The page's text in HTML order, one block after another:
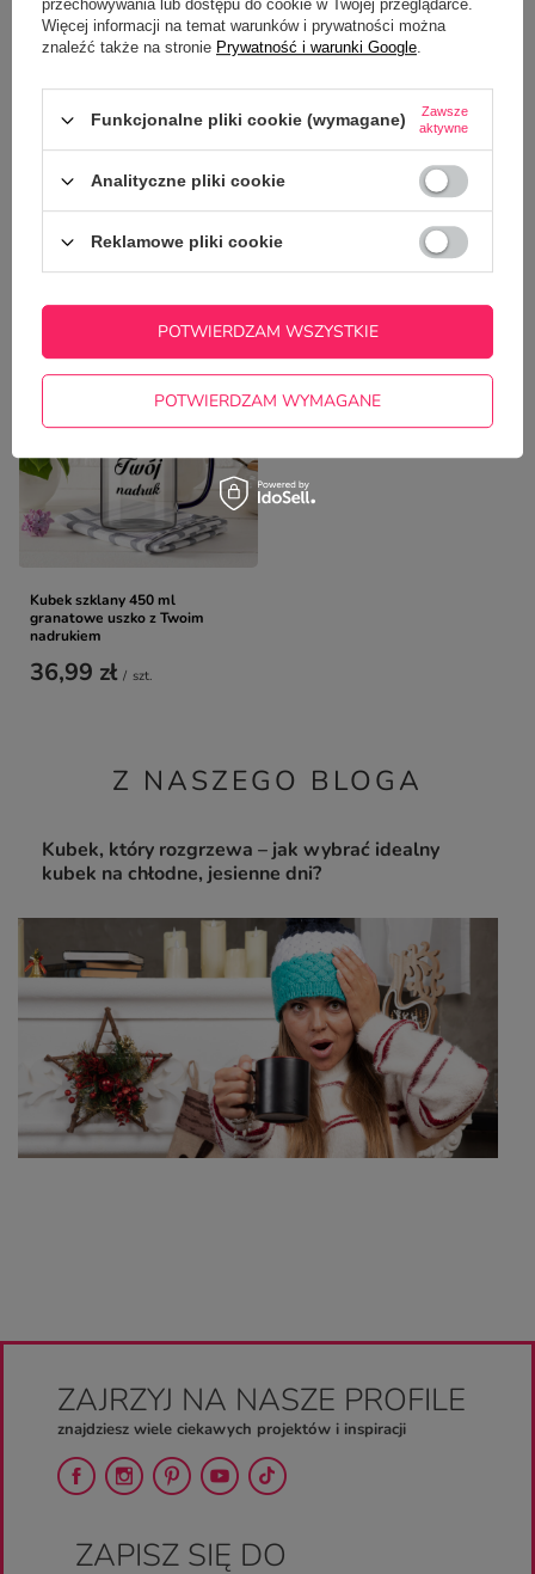
Potrzebujesz pomocy? Masz pytania?
Zadaj pytanie a my odpowiemy
ZADAJ PYTANIE
NAJCZĘŚCIEJ KUPOWANE Z
Kubek szklany 450 ml
granatowe uszko z Twoim
nadrukiem
36,99 zł / szt.
Z NASZEGO BLOGA
Kubek, który rozgrzewa – jak wybrać idealny
kubek na chłodne, jesienne dni?
ZAJRZYJ NA NASZE PROFILE
znajdziesz wiele ciekawych projektów i inspiracji
ZAPISZ SIĘ DO
przechowywania lub dostępu do cookie w Twojej przeglądarce.
Więcej informacji na temat warunków i prywatności można
znaleźć także na stronie Prywatność i warunki Google.
Funkcjonalne pliki cookie (wymagane)
Zawsze
aktywne
Analityczne pliki cookie
Reklamowe pliki cookie
POTWIERDZAM WYMAGANE
POTWIERDZAM WSZYSTKIE